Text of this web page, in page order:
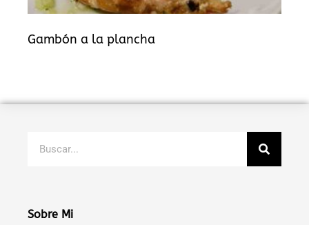
Gambón a la plancha
Sobre Mi